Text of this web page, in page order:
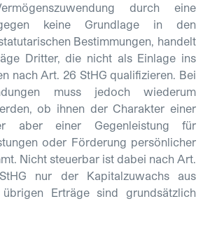
durch eine
keine Grundlage in den
Bestimmungen, handelt
Dritter, die nicht als Einlage ins
nach Art. 26 StHG qualifizieren. Bei
muss jedoch wiederum
ob ihnen der Charakter einer
aber einer Gegenleistung für
oder Förderung persönlicher
Nicht steuerbar ist dabei nach Art.
nur der Kapitalzuwachs aus
Erträge sind grundsätzlich